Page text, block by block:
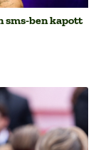
sms-ben kapott